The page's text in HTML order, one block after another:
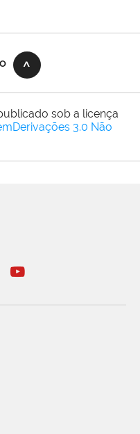
sob a licença
3.0 Não